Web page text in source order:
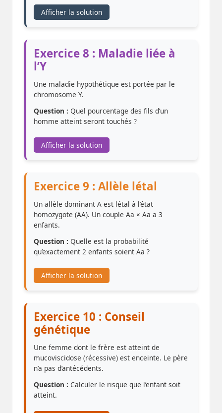
Afficher la solution
Exercice 8 : Maladie liée à
l’Y
Une maladie hypothétique est portée par le
chromosome Y.
Question : Quel pourcentage des fils d’un
homme atteint seront touchés ?
Afficher la solution
Exercice 9 : Allèle létal
Un allèle dominant A est létal à l’état
homozygote (AA). Un couple Aa × Aa a 3
enfants.
Question : Quelle est la probabilité
qu’exactement 2 enfants soient Aa ?
Afficher la solution
Exercice 10 : Conseil
génétique
Une femme dont le frère est atteint de
mucoviscidose (récessive) est enceinte. Le père
n’a pas d’antécédents.
Question : Calculer le risque que l’enfant soit
atteint.